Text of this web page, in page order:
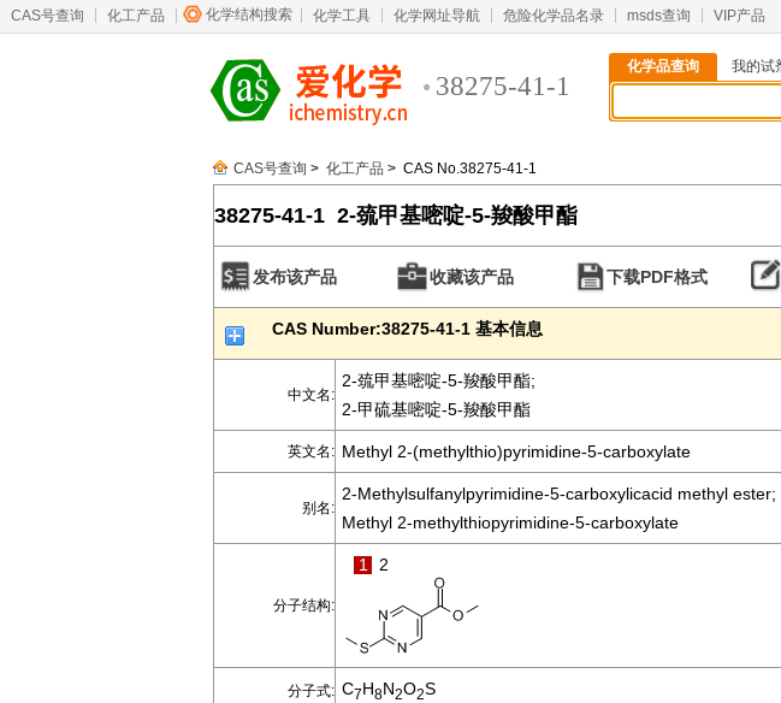
CAS号查询 化工产品 化学结构搜索 化学工具 化学网址导航 危险化学品名录 msds查询 VIP产品
38275-41-1
化学品查询 我的试
CAS号查询 > 化工产品 > CAS No.38275-41-1
38275-41-1 2-巯甲基嘧啶-5-羧酸甲酯
发布该产品 收藏该产品 下载PDF格式
CAS Number:38275-41-1 基本信息
中文名:
2-巯甲基嘧啶-5-羧酸甲酯;
2-甲硫基嘧啶-5-羧酸甲酯
英文名: Methyl 2-(methylthio)pyrimidine-5-carboxylate
别名:
2-Methylsulfanylpyrimidine-5-carboxylicacid methyl ester;
Methyl 2-methylthiopyrimidine-5-carboxylate
分子结构:
1 2
分子式: C7H8N2O2S